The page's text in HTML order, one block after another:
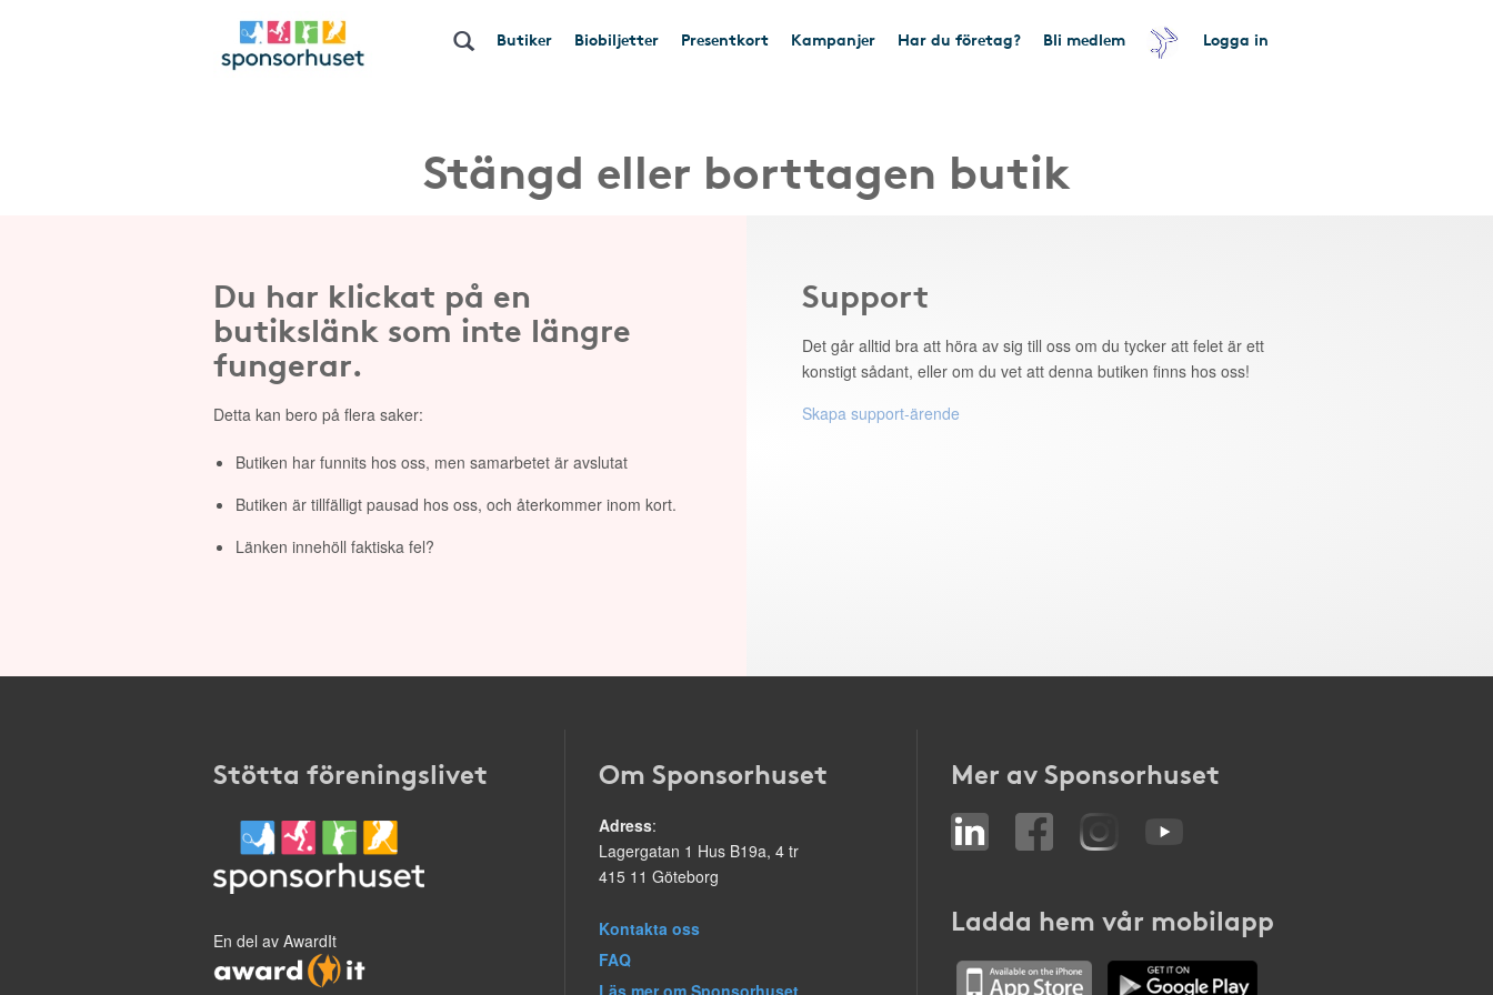
Butiker Biobiljetter Presentkort Kampanjer Har du företag? Bli medlem Logga in
Stängd eller borttagen butik
Du har klickat på en
butikslänk som inte längre
fungerar.
Detta kan bero på flera saker:
Butiken har funnits hos oss, men samarbetet är avslutat
Butiken är tillfälligt pausad hos oss, och återkommer inom kort.
Länken innehöll faktiska fel?
Support
Det går alltid bra att höra av sig till oss om du tycker att felet är ett
konstigt sådant, eller om du vet att denna butiken finns hos oss!
Skapa support-ärende
Stötta föreningslivet
En del av AwardIt
Om Sponsorhuset
Adress:
Lagergatan 1 Hus B19a, 4 tr
415 11 Göteborg
Kontakta oss
FAQ
Läs mer om Sponsorhuset
Mer av Sponsorhuset
Ladda hem vår mobilapp